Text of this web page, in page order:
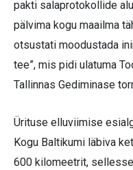
pakti salaprotokollide
pälvima kogu maailma
otsustati moodustada
tee”, mis pidi ulatuma
Tallinnas Gediminase
Ürituse elluviimise
Kogu Baltikumi läbiva
600 kilomeetrit,